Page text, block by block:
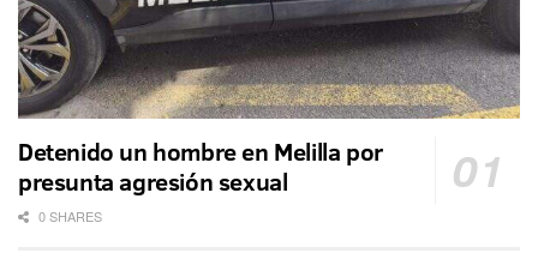
Detenido un hombre en Melilla por
presunta agresión sexual
0 SHARES